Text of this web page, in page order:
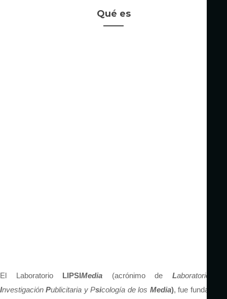
Qué es
El Laboratorio LIPSIMedia (acrónimo de Laboratorio de
InvestigaciónPublicitaria y Psicología de los Media), fue fundado en